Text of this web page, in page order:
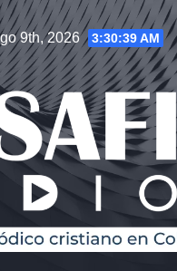
9th, 2026 3:30:40 AM